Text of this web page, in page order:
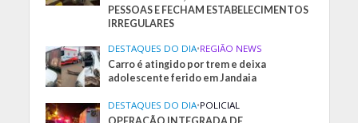
PESSOAS E FECHAM ESTABELECIMENTOS
IRREGULARES
DESTAQUES DO DIA•REGIÃO NEWS
Carro é atingido por trem e deixa
adolescente ferido em Jandaia
DESTAQUES DO DIA•POLICIAL